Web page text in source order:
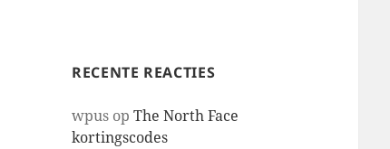
RECENTE REACTIES
wpus opThe North Face
kortingscodes